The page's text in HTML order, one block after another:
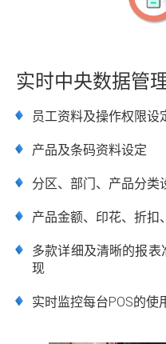
实时中央数据管
员工资料及操作权限设
产品及条码资料设定
分区、部门、产品分类
产品金额、印花、折扣
多款详细及清晰的报
现
实时监控每台POS的使